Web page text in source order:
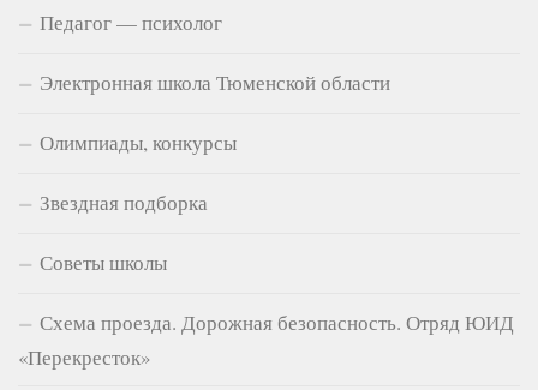
Педагог — психолог
Электронная школа Тюменской области
Олимпиады, конкурсы
Звездная подборка
Советы школы
Схема проезда. Дорожная безопасность. Отряд ЮИД
«Перекресток»